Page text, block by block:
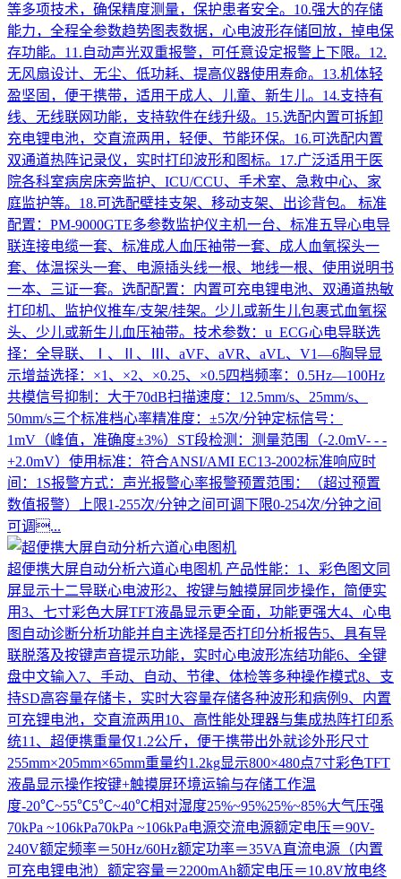
等多项技术，确保精度测量，保护患者安全。10.强大的存储
能力，全程全参数趋势图表数据，心电波形存储回放，掉电保
存功能。11.自动声光双重报警，可任意设定报警上下限。12.
无风扇设计、无尘、低功耗、提高仪器使用寿命。13.机体轻
盈坚固，便于携带，适用于成人、儿童、新生儿。14.支持有
线、无线联网功能，支持软件在线升级。15.选配内置可拆卸
充电锂电池，交直流两用，轻便、节能环保。16.可选配内置
双通道热阵记录仪，实时打印波形和图标。17.广泛适用于医
院各科室病房床旁监护、ICU/CCU、手术室、急救中心、家
庭监护等。18.可选配壁挂支架、移动支架、出诊背包。 标准
配置：PM-9000GTE多参数监护仪主机一台、标准五导心电导
联连接电缆一套、标准成人血压袖带一套、成人血氧探头一
套、体温探头一套、电源插头线一根、地线一根、使用说明书
一本、三证一套。选配配置：内置可充电锂电池、双通道热敏
打印机、监护仪推车/支架/挂架。少儿或新生儿包裹式血氧探
头、少儿或新生儿血压袖带。技术参数：u ECG心电导联选
择：全导联、Ⅰ、Ⅱ、Ⅲ、aVF、aVR、aVL、V1—6胸导显
示增益选择：×1、×2、×0.25、×0.5四档频率：0.5Hz—100Hz
共模信号抑制：大于70dB扫描速度：12.5mm/s、25mm/s、
50mm/s三个标准档心率精准度：±5次/分钟定标信号：
1mV（峰值，准确度±3%）ST段检测：测量范围（-2.0mV- - -
+2.0mV）使用标准：符合ANSI/AMI EC13-2002标准响应时
间：1S报警方式：声光报警心率报警预置范围：（超过预置
数值报警）上限1-255次/分钟之间可调下限0-254次/分钟之间
可调...
超便携大屏自动分析六道心电图机 产品性能：1、彩色图文同
屏显示十二导联心电波形2、按键与触摸屏同步操作，简便实
用3、七寸彩色大屏TFT液晶显示更全面，功能更强大4、心电
图自动诊断分析功能并自主选择是否打印分析报告5、具有导
联脱落及按键声音提示功能，实时心电波形冻结功能6、全键
盘中文输入7、手动、自动、节律、体检等多种操作模式8、支
持SD高容量存储卡，实时大容量存储各种波形和病例9、内置
可充锂电池，交直流两用10、高性能处理器与集成热阵打印系
统11、超便携重量仅1.2公斤，便于携带出外就诊外形尺寸
255mm×205mm×65mm重量约1.2kg显示800×480点7寸彩色TFT
液晶显示操作按键+触摸屏环境运输与存储工作温
度-20℃~55℃5℃~40℃相对湿度25%~95%25%~85%大气压强
70kPa ~106kPa70kPa ~106kPa电源交流电源额定电压＝90V-
240V额定频率＝50Hz/60Hz额定功率＝35VA直流电源（内置
可充电锂电池）额定容量＝2200mAh额定电压＝10.8V放电终